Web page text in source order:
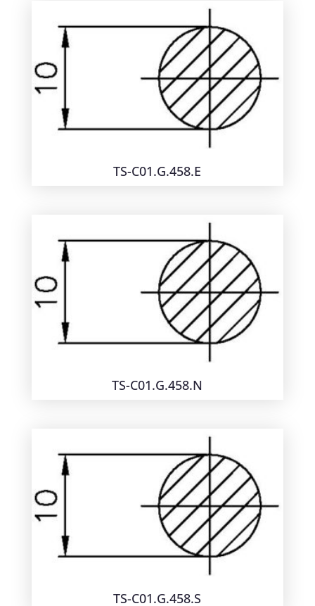
TS-C01.G.458.E
TS-C01.G.458.N
TS-C01.G.458.S